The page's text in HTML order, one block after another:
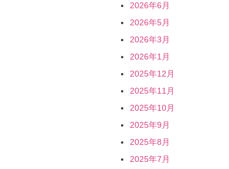
2026年6月
2026年5月
2026年3月
2026年1月
2025年12月
2025年11月
2025年10月
2025年9月
2025年8月
2025年7月